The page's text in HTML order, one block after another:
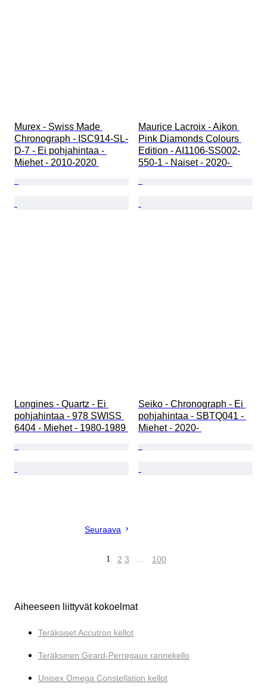
Murex - Swiss Made
Chronograph - ISC914-SL-
D-7 - Ei pohjahintaa -
Miehet - 2010-2020
Maurice Lacroix - Aikon
Pink Diamonds Colours
Edition - AI1106-SS002-
550-1 - Naiset - 2020-
Longines - Quartz - Ei
pohjahintaa - 978 SWISS
6404 - Miehet - 1980-1989
Seiko - Chronograph - Ei
pohjahintaa - SBTQ041 -
Miehet - 2020-
Seuraava
1 2 3 … 100
Aiheeseen liittyvät kokoelmat
Teräksiset Accutron kellot
Teräksinen Girard-Perregaux rannekello
Unisex Omega Constellation kellot